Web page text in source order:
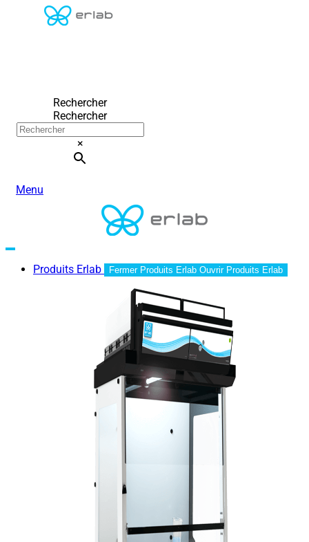
Rechercher
Rechercher
×
Menu
Produits Erlab Fermer Produits Erlab Ouvrir Produits Erlab